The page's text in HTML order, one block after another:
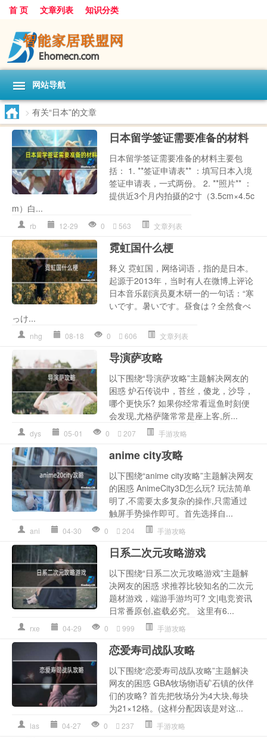
首 页 文章列表 知识分类
网站导航
> 有关“日本”的文章
日本留学签证需要准备的材料
日本留学签证需要准备的材料主要包
括： 1. **签证申请表** ：填写日本入境
签证申请表，一式两份。 2. **照片** ：
提供近3个月内拍摄的2寸（3.5cm×4.5c
m）白...
rb 12-29 0 563 文章列表
霓虹国什么梗
释义 霓虹国，网络词语，指的是日本。
起源于2013年，当时有人在微博上评论
日本音乐剧演员夏木研一的一句话：“寒
いです。暑いです。昼食は？全然食べ
っけ...
nhg 08-18 0 606 文章列表
导演萨攻略
以下围绕“导演萨攻略”主题解决网友的
困惑 炉石传说中，苔丝，傻龙，沙导，
哪个更快乐? 如果你经常看逗鱼时刻便
会发现,尤格萨隆常常是座上客,所...
dys 05-01 0 207 手游攻略
anime city攻略
以下围绕“anime city攻略”主题解决网友
的困惑 AnimeCity3D怎么玩? 玩法简单
明了,不需要太多复杂的操作,只需通过
触屏手势操作即可。首先选择自...
ani 04-30 0 204 手游攻略
日系二次元攻略游戏
以下围绕“日系二次元攻略游戏”主题解
决网友的困惑 求推荐比较知名的二次元
题材游戏，端游手游均可? 文|电竞资讯
日常番原创,盗载必究。 这里有6...
rxe 04-29 0 999 手游攻略
恋爱寿司战队攻略
以下围绕“恋爱寿司战队攻略”主题解决
网友的困惑 GBA牧场物语矿石镇的伙伴
们的攻略? 首先把牧场分为4大块,每块
为21×12格。(这样分配因该是对这...
las 04-27 0 237 手游攻略